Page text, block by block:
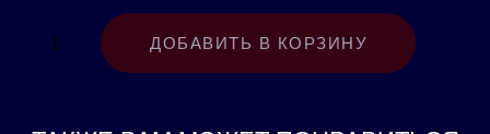
ДОБАВИТЬ В КОРЗИНУ